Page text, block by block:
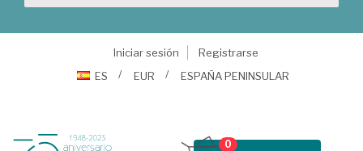
Iniciar sesión
Registrarse
ES
EUR ESPAÑA PENINSULAR
0